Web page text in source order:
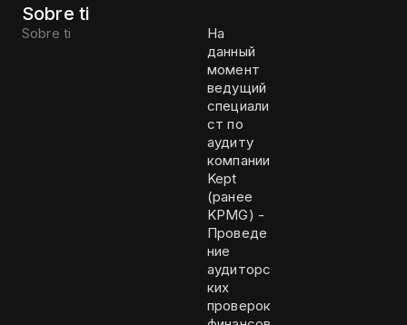
Sobre ti
Sobre ti
На
данный
момент
ведущий
специали
ст по
аудиту
компании
Kept
(ранее
KPMG) -
Проведе
ние
аудиторс
ких
проверок